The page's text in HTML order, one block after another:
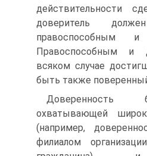
действительности
доверитель
правоспособным и
Правоспособным и
всяком случае
быть также
Доверенность
охватывающей
(например,
филиалом